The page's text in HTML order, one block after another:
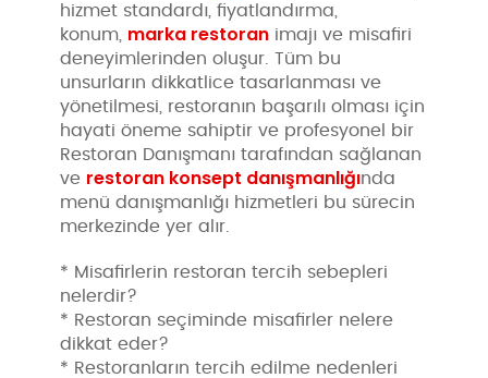
hizmet standardı, fiyatlandırma,
konum, marka restoran imajı ve misafiri
deneyimlerinden oluşur. Tüm bu
unsurların dikkatlice tasarlanması ve
yönetilmesi, restoranın başarılı olması için
hayati öneme sahiptir ve profesyonel bir
Restoran Danışmanı tarafından sağlanan
ve restoran konsept danışmanlığında
menü danışmanlığı hizmetleri bu sürecin
merkezinde yer alır.
* Misafirlerin restoran tercih sebepleri
nelerdir?
* Restoran seçiminde misafirler nelere
dikkat eder?
* Restoranların tercih edilme nedenleri